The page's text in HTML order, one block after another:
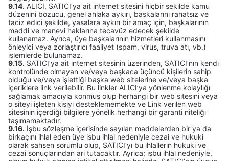
9.14. ALICI, SATICI’ya ait internet sitesini hiçbir şekilde kamu
düzenini bozucu, genel ahlaka aykırı, başkalarını rahatsız ve
taciz edici şekilde, yasalara aykırı bir amaç için, başkalarının
maddi ve manevi haklarına tecavüz edecek şekilde
kullanamaz. Ayrıca, üye başkalarının hizmetleri kullanmasını
önleyici veya zorlaştırıcı faaliyet (spam, virus, truva atı, vb.)
işlemlerde bulunamaz.
9.15. SATICI’ya ait internet sitesinin üzerinden, SATICI’nın kendi
kontrolünde olmayan ve/veya başkaca üçüncü kişilerin sahip
olduğu ve/veya işlettiği başka web sitelerine ve/veya başka
içeriklere link verilebilir. Bu linkler ALICI’ya yönlenme kolaylığı
sağlamak amacıyla konmuş olup herhangi bir web sitesini veya
o siteyi işleten kişiyi desteklememekte ve Link verilen web
sitesinin içerdiği bilgilere yönelik herhangi bir garanti niteliği
taşımamaktadır.
9.16. İşbu sözleşme içerisinde sayılan maddelerden bir ya da
birkaçını ihlal eden üye işbu ihlal nedeniyle cezai ve hukuki
olarak şahsen sorumlu olup, SATICI’yı bu ihlallerin hukuki ve
cezai sonuçlarından ari tutacaktır. Ayrıca; işbu ihlal nedeniyle,